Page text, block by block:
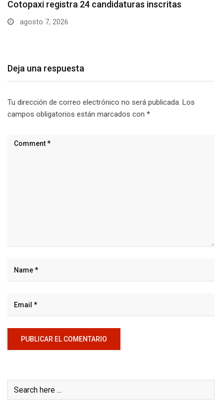
Parque Nacional Cotopaxi espera alta afluencia de
visitantes…
Deja una respuesta
Tu dirección de correo electrónico no será publicada. Los
campos obligatorios están marcados con *